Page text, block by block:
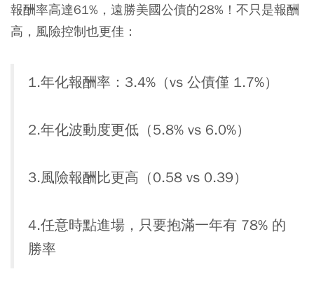
報酬率高達61%，遠勝美國公債的28%！不只是報酬
高，風險控制也更佳：
1.年化報酬率：3.4%（vs 公債僅 1.7%）
2.年化波動度更低（5.8% vs 6.0%）
3.風險報酬比更高（0.58 vs 0.39）
4.任意時點進場，只要抱滿一年有 78% 的
勝率